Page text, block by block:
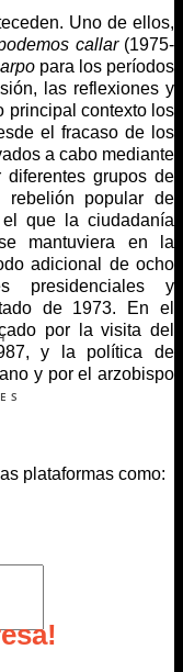
Uno de ellos,
callar(1975-
para los períodos
las reflexiones y
principal contexto los
el fracaso de los
a cabo mediante
diferentes grupos de
rebelión popular de
que la ciudadanía
mantuviera en la
adicional de ocho
presidenciales y
de 1973. En el
por la visita del
y la política de
y por el arzobispo
plataformas como: